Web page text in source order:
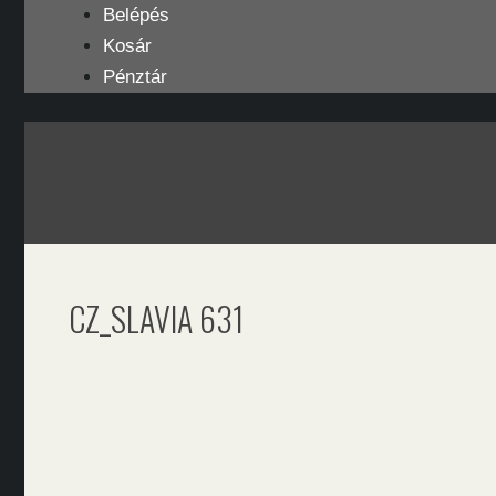
tartalomba
Belépés
Kosár
Pénztár
CZ_SLAVIA 631